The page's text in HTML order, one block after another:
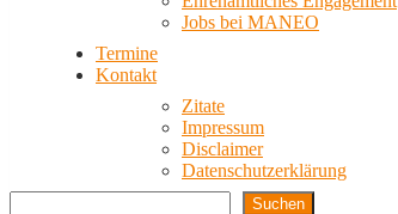
Jobs bei MANEO
Termine
Kontakt
Zitate
Impressum
Disclaimer
Datenschutzerklärung
Suchen